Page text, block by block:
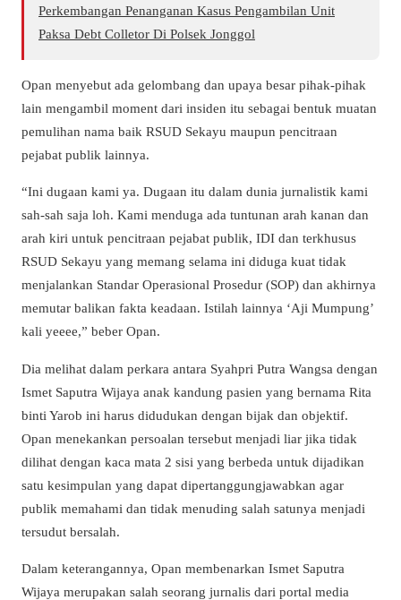
Perkembangan Penanganan Kasus Pengambilan Unit
Paksa Debt Colletor Di Polsek Jonggol
Opan menyebut ada gelombang dan upaya besar pihak-pihak
lain mengambil moment dari insiden itu sebagai bentuk muatan
pemulihan nama baik RSUD Sekayu maupun pencitraan
pejabat publik lainnya.
“Ini dugaan kami ya. Dugaan itu dalam dunia jurnalistik kami
sah-sah saja loh. Kami menduga ada tuntunan arah kanan dan
arah kiri untuk pencitraan pejabat publik, IDI dan terkhusus
RSUD Sekayu yang memang selama ini diduga kuat tidak
menjalankan Standar Operasional Prosedur (SOP) dan akhirnya
memutar balikan fakta keadaan. Istilah lainnya ‘Aji Mumpung’
kali yeeee,” beber Opan.
Dia melihat dalam perkara antara Syahpri Putra Wangsa dengan
Ismet Saputra Wijaya anak kandung pasien yang bernama Rita
binti Yarob ini harus didudukan dengan bijak dan objektif.
Opan menekankan persoalan tersebut menjadi liar jika tidak
dilihat dengan kaca mata 2 sisi yang berbeda untuk dijadikan
satu kesimpulan yang dapat dipertanggungjawabkan agar
publik memahami dan tidak menuding salah satunya menjadi
tersudut bersalah.
Dalam keterangannya, Opan membenarkan Ismet Saputra
Wijaya merupakan salah seorang jurnalis dari portal media